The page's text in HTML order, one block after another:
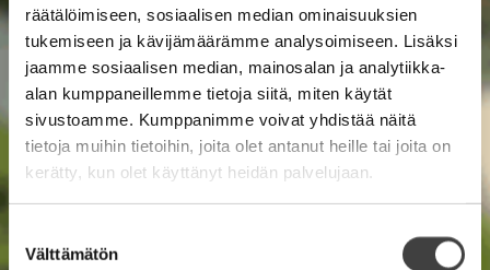
räätälöimiseen, sosiaalisen median ominaisuuksien
tukemiseen ja kävijämäärämme analysoimiseen. Lisäksi
jaamme sosiaalisen median, mainosalan ja analytiikka-
alan kumppaneillemme tietoja siitä, miten käytät
sivustoamme. Kumppanimme voivat yhdistää näitä
tietoja muihin tietoihin, joita olet antanut heille tai joita on
kerätty, kun olet käyttänyt heidän palvelujaan.
valinta
Välttämätön